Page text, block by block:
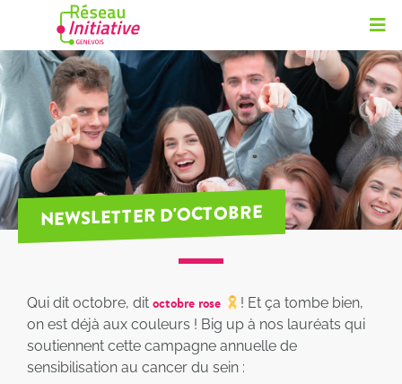
NEWSLETTER D'OCTOBRE
Qui dit octobre, dit octobre rose
! Et ça tombe bien,
on est déjà aux couleurs ! Big up à nos lauréats qui
soutiennent cette campagne annuelle de
sensibilisation au cancer du sein :